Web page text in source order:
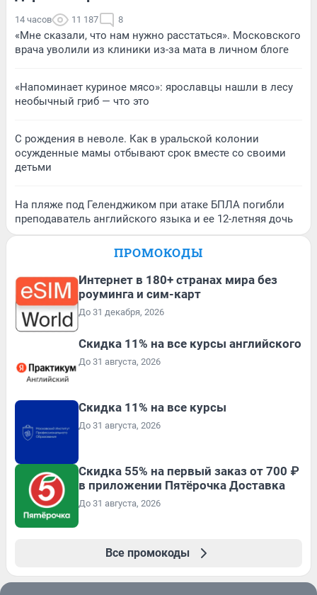
14 часов 11 187 8
«Мне сказали, что нам нужно расстаться». Московского
врача уволили из клиники из-за мата в личном блоге
«Напоминает куриное мясо»: ярославцы нашли в лесу
необычный гриб — что это
С рождения в неволе. Как в уральской колонии
осужденные мамы отбывают срок вместе со своими
детьми
На пляже под Геленджиком при атаке БПЛА погибли
преподаватель английского языка и ее 12-летняя дочь
ПРОМОКОДЫ
Интернет в 180+ странах мира без
роуминга и сим-карт
До 31 декабря, 2026
Скидка 11% на все курсы английского
До 31 августа, 2026
Скидка 11% на все курсы
До 31 августа, 2026
Скидка 55% на первый заказ от 700 ₽
в приложении Пятёрочка Доставка
До 31 августа, 2026
Все промокоды